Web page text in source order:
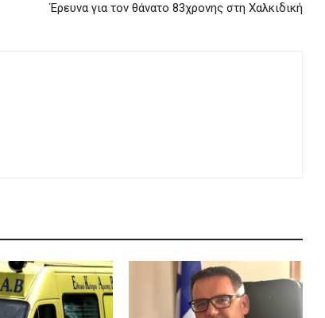
Έρευνα για τον θάνατο 83χρονης στη Χαλκιδική